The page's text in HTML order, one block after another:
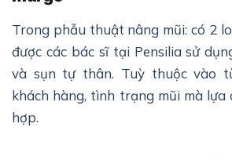
Trong phẫu thuật nâng mũi: có 2
được các bác sĩ tại Pensilia sử
và sụn tự thân. Tuỳ thuộc vào
khách hàng, tình trạng mũi mà lựa
hợp.